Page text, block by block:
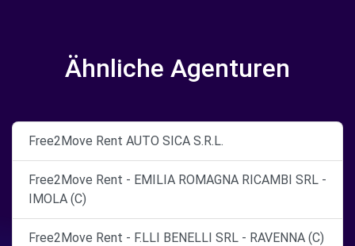
Ähnliche Agenturen
Free2Move Rent AUTO SICA S.R.L.
Free2Move Rent - EMILIA ROMAGNA RICAMBI SRL -
IMOLA (C)
Free2Move Rent - F.LLI BENELLI SRL - RAVENNA (C)